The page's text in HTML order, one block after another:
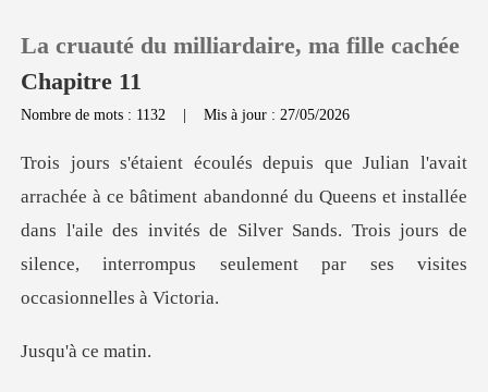
0
Recharger
Déconnexion
La cruauté du milliardaire, ma fille cachée
Chapitre 11
Nombre de mots : 1132 |Mis à jour : 27/05/2026
bandonné du Queens et installée
dans l'aile des invités de Silver Sands. Trois j
'à ce